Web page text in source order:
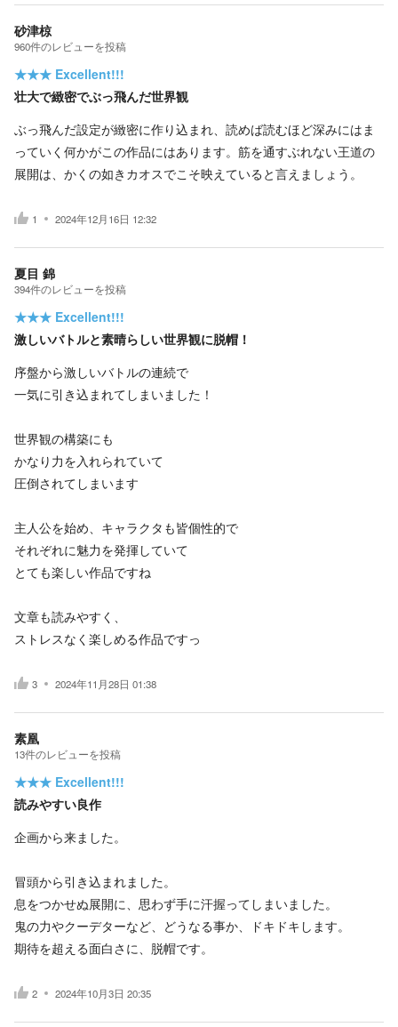
砂津椋
960件のレビューを投稿
★★★ Excellent!!!
壮大で緻密でぶっ飛んだ世界観
ぶっ飛んだ設定が緻密に作り込まれ、読めば読むほど深みにはま
っていく何かがこの作品にはあります。筋を通すぶれない王道の
展開は、かくの如きカオスでこそ映えていると言えましょう。
1 2024年12月16日 12:32
夏目 錦
394件のレビューを投稿
★★★ Excellent!!!
激しいバトルと素晴らしい世界観に脱帽！
序盤から激しいバトルの連続で
一気に引き込まれてしまいました！
世界観の構築にも
かなり力を入れられていて
圧倒されてしまいます
主人公を始め、キャラクタも皆個性的で
それぞれに魅力を発揮していて
とても楽しい作品ですね
文章も読みやすく、
ストレスなく楽しめる作品ですっ
3 2024年11月28日 01:38
素凰
13件のレビューを投稿
★★★ Excellent!!!
読みやすい良作
企画から来ました。
冒頭から引き込まれました。
息をつかせぬ展開に、思わず手に汗握ってしまいました。
鬼の力やクーデターなど、どうなる事か、ドキドキします。
期待を超える面白さに、脱帽です。
2 2024年10月3日 20:35